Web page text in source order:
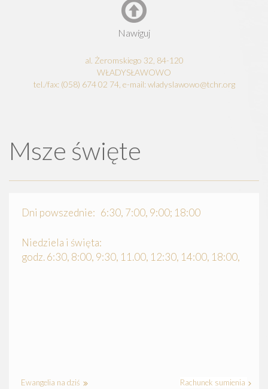
Nawiguj
al. Żeromskiego 32, 84-120
WŁADYSŁAWOWO
tel./fax: (058) 674 02 74, e-mail: wladyslawowo@tchr.org
Msze święte
Dni powszednie: 6:30, 7:00, 9:00; 18:00
Niedziela i święta:
godz. 6:30, 8:00, 9:30, 11.00, 12:30, 14:00, 18:00,
Ewangelia na dziś Rachunek sumienia